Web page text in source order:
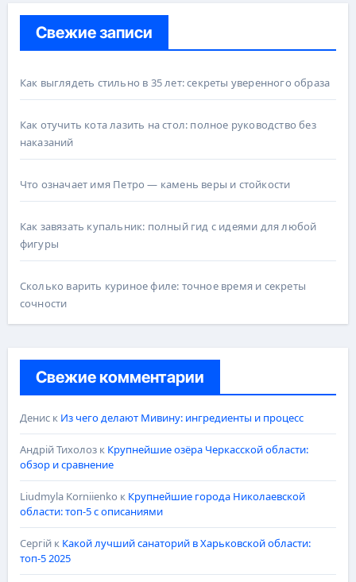
Свежие записи
Как выглядеть стильно в 35 лет: секреты уверенного образа
Как отучить кота лазить на стол: полное руководство без
наказаний
Что означает имя Петро — камень веры и стойкости
Как завязать купальник: полный гид с идеями для любой
фигуры
Сколько варить куриное филе: точное время и секреты
сочности
Свежие комментарии
Дениск Из чего делают Мивину: ингредиенты и процесс
Андрій Тихолозк Крупнейшие озёра Черкасской области:
обзор и сравнение
Liudmyla Korniienko к Крупнейшие города Николаевской
области: топ-5 с описаниями
Сергійк Какой лучший санаторий в Харьковской области:
топ-5 2025